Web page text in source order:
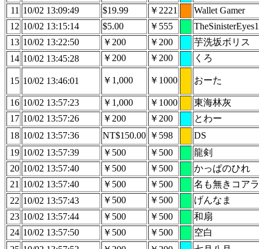
11 10/02 13:09:49 $19.99 ￥2221 Wallet Gamer
12 10/02 13:15:14 $5.00 ￥555 TheSinisterEyes1
13 10/02 13:22:50 ￥200 ￥200 芋洗坂ボリス
14 10/02 13:45:28 ￥200 ￥200 くろ
15 10/02 13:46:01 ￥1,000 ￥1000 おーた
16 10/02 13:57:23 ￥1,000 ￥1000 東海林灰
17 10/02 13:57:26 ￥200 ￥200 とわー
18 10/02 13:57:36 NT$150.00 ￥598 DS
19 10/02 13:57:39 ￥500 ￥500 龍剣
20 10/02 13:57:40 ￥500 ￥500 かっぱのひれ
21 10/02 13:57:40 ￥500 ￥500 名も無きコアラ
22 10/02 13:57:43 ￥500 ￥500 げんなま
23 10/02 13:57:44 ￥500 ￥500 和扇
24 10/02 13:57:50 ￥500 ￥500 空白